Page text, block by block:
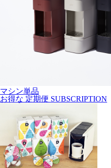
マシン単品
お得な 定期便 SUBSCRIPTION